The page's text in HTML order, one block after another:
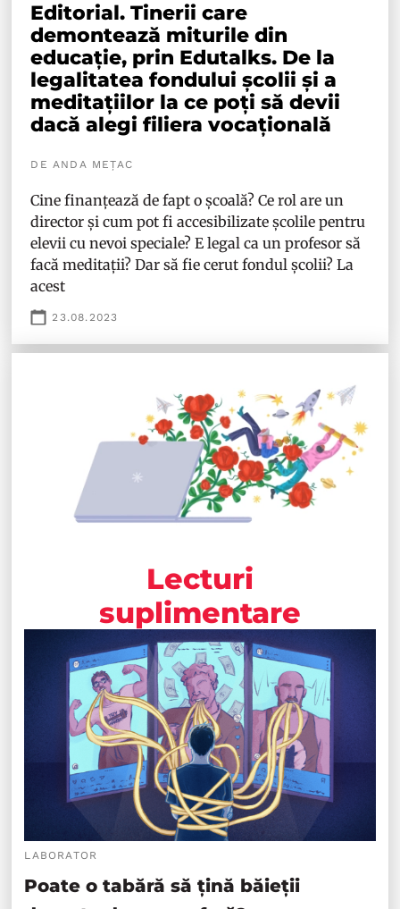
Editorial. Tinerii care
demontează miturile din
educație, prin Edutalks. De la
legalitatea fondului școlii și a
meditațiilor la ce poți să devii
dacă alegi filiera vocațională
DE ANDA MEȚAC
Cine finanțează de fapt o școală? Ce rol are un
director și cum pot fi accesibilizate școlile pentru
elevii cu nevoi speciale? E legal ca un profesor să
facă meditații? Dar să fie cerut fondul școlii? La
acest
23.08.2023
Lecturi
suplimentare
LABORATOR
Poate o tabără să țină băieții